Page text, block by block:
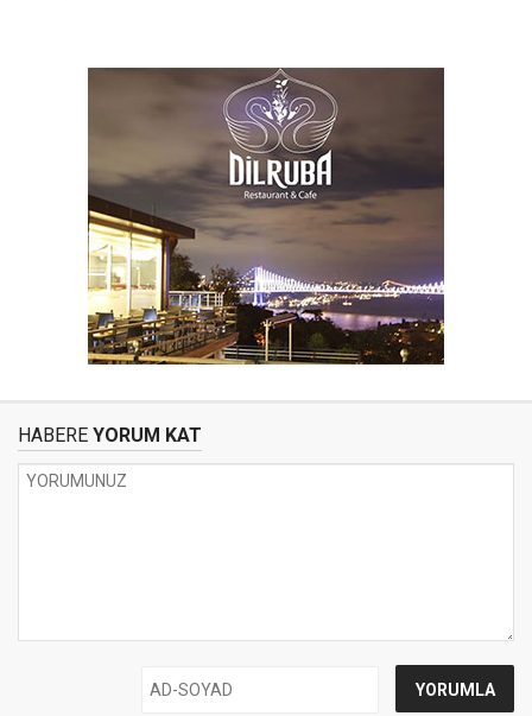
HABERE YORUM KAT